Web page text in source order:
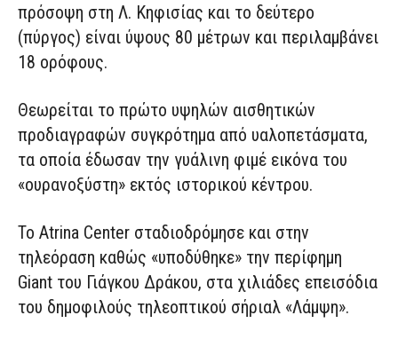
πρόσοψη στη Λ. Κηφισίας και το δεύτερο
(πύργος) είναι ύψους 80 μέτρων και περιλαμβάνει
18 ορόφους.
Θεωρείται το πρώτο υψηλών αισθητικών
προδιαγραφών συγκρότημα από υαλοπετάσματα,
τα οποία έδωσαν την γυάλινη φιμέ εικόνα του
«ουρανοξύστη» εκτός ιστορικού κέντρου.
Το Atrina Center σταδιοδρόμησε και στην
τηλεόραση καθώς «υποδύθηκε» την περίφημη
Giant του Γιάγκου Δράκου, στα χιλιάδες επεισόδια
του δημοφιλούς τηλεοπτικού σήριαλ «Λάμψη».